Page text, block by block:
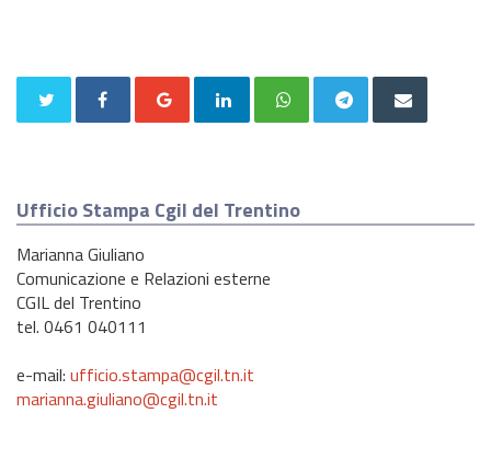
Ufficio Stampa Cgil del Trentino
Marianna Giuliano
Comunicazione e Relazioni esterne
CGIL del Trentino
tel. 0461 040111
e-mail: ufficio.stampa@cgil.tn.it
marianna.giuliano@cgil.tn.it